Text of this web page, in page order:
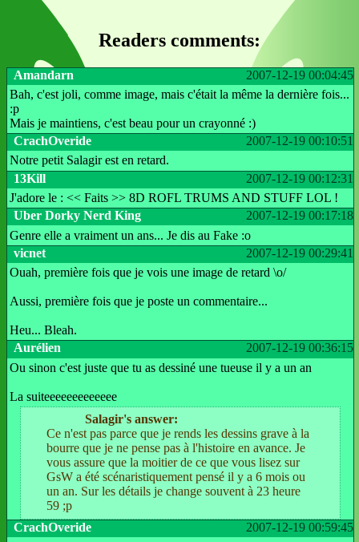
Readers comments:
2007-12-19 00:04:45
Amandarn
Bah, c'est joli, comme image, mais c'était la même la dernière fois...
:p
Mais je maintiens, c'est beau pour un crayonné :)
2007-12-19 00:10:51
CrachOveride
Notre petit Salagir est en retard.
2007-12-19 00:12:31
13Kill
J'adore le : << Faits >> 8D ROFL TRUMS AND STUFF LOL !
2007-12-19 00:17:18
Uber Dorky Nerd King
Genre elle a vraiment un ans... Je dis au Fake :o
2007-12-19 00:29:41
vicnet
Ouah, première fois que je vois une image de retard \o/
Aussi, première fois que je poste un commentaire...
Heu... Bleah.
2007-12-19 00:36:15
Aurélien
Ou sinon c'est juste que tu as dessiné une tueuse il y a un an
La suiteeeeeeeeeeeee
Salagir's answer:
Ce n'est pas parce que je rends les dessins grave à la
bourre que je ne pense pas à l'histoire en avance. Je
vous assure que la moitier de ce que vous lisez sur
GsW a été scénaristiquement pensé il y a 6 mois ou
un an. Sur les détails je change souvent à 23 heure
59 ;p
2007-12-19 00:59:45
CrachOveride